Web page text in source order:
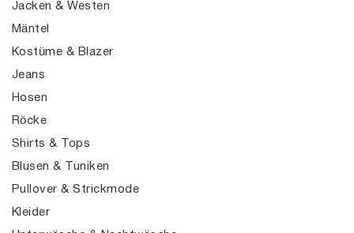
Jacken & Westen
Mäntel
Kostüme & Blazer
Jeans
Hosen
Röcke
Shirts & Tops
Blusen & Tuniken
Pullover & Strickmode
Kleider